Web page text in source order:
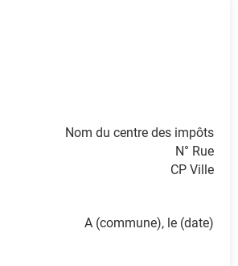
Nom du centre des impôts
N° Rue
CP Ville
A (commune), le (date)